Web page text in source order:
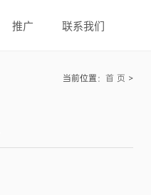
推广 联系我们
当前位置： 首 页 >